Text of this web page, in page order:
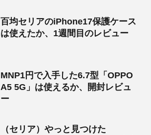
百均セリアのiPhone17保護ケース
は使えたか、1週間目のレビュー
MNP1円で入手した6.7型「OPPO
A5 5G」は使えるか、開封レビュ
ー
（セリア）やっと見つけた